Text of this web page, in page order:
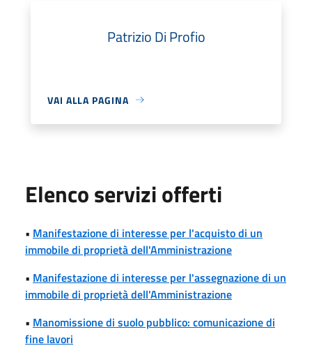
Patrizio Di Profio
VAI ALLA PAGINA
Elenco servizi offerti
• Manifestazione di interesse per l'acquisto di un
immobile di proprietà dell'Amministrazione
• Manifestazione di interesse per l'assegnazione di un
immobile di proprietà dell'Amministrazione
• Manomissione di suolo pubblico: comunicazione di
fine lavori